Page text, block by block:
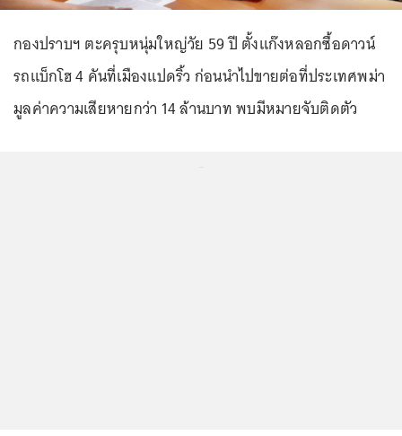
กองปราบฯ ตะครุบหนุ่มใหญ่วัย 59 ปี ตั้งแก๊งหลอกซื้อดาวน์
รถแบ็กโฮ 4 คันที่เมืองแปดริ้ว ก่อนนำไปขายต่อที่ประเทศพม่า
มูลค่าความเสียหายกว่า 14 ล้านบาท พบมีหมายจับติดตัว